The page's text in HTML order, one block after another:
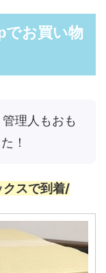
でお買い物
理人もおも
！
スで到着/